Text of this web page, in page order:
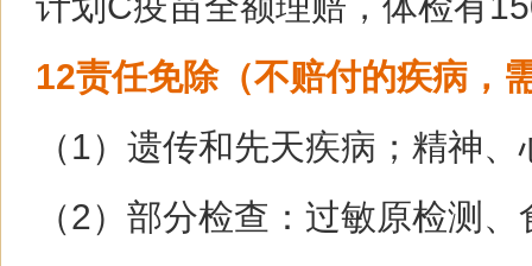
12责任免除（不赔付的疾病，
（1）遗传和先天疾病；精神
（2）部分检查：过敏原检测